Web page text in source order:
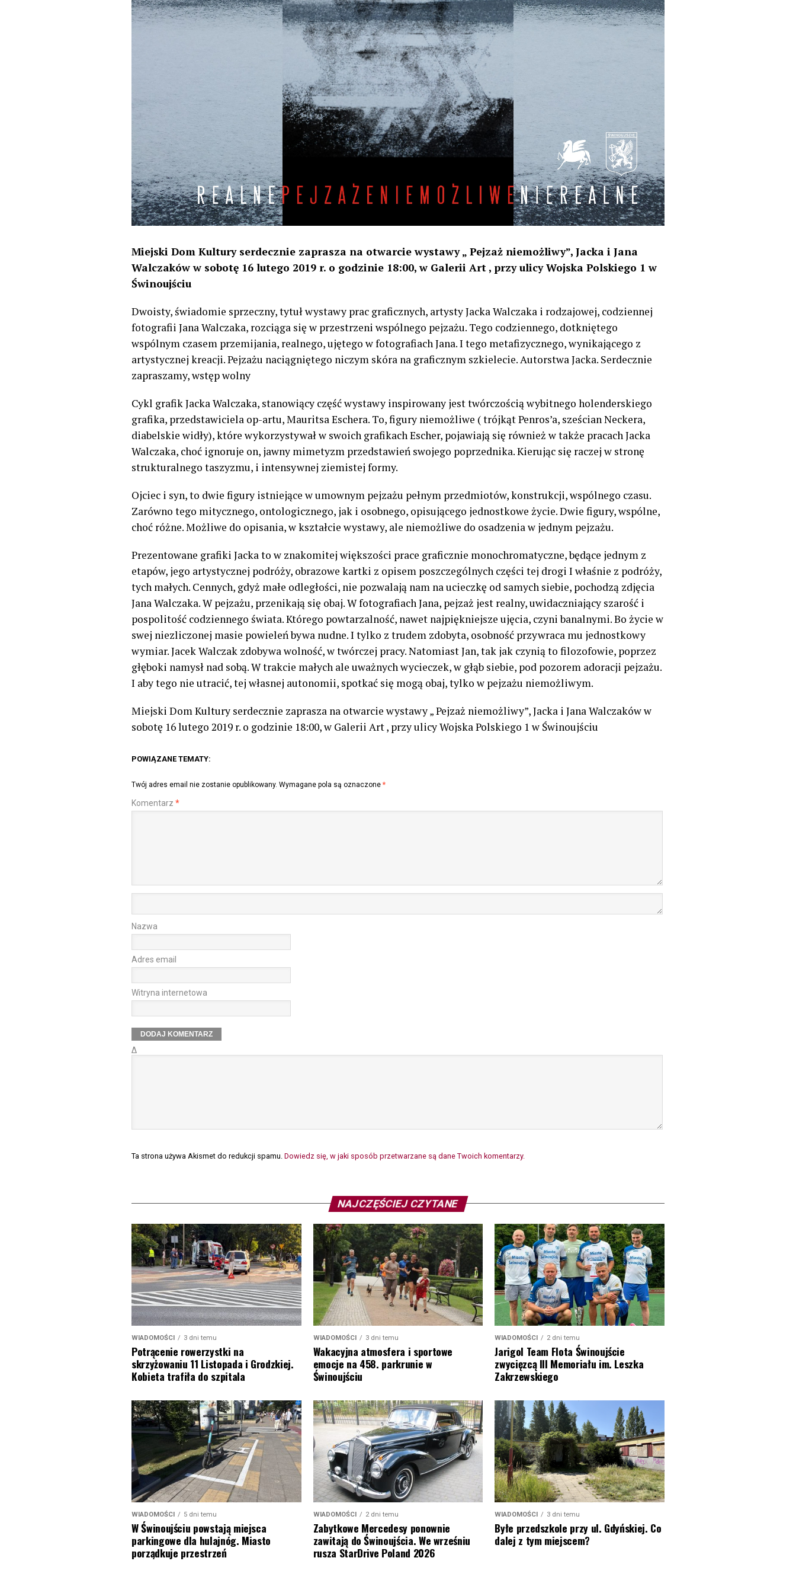
Miejski Dom Kultury serdecznie zaprasza na otwarcie wystawy „ Pejzaż niemożliwy”, Jacka i Jana
Walczaków w sobotę 16 lutego 2019 r. o godzinie 18:00, w Galerii Art , przy ulicy Wojska Polskiego 1 w
Świnoujściu
Dwoisty, świadomie sprzeczny, tytuł wystawy prac graficznych, artysty Jacka Walczaka i rodzajowej, codziennej
fotografii Jana Walczaka, rozciąga się w przestrzeni wspólnego pejzażu. Tego codziennego, dotkniętego
wspólnym czasem przemijania, realnego, ujętego w fotografiach Jana. I tego metafizycznego, wynikającego z
artystycznej kreacji. Pejzażu naciągniętego niczym skóra na graficznym szkielecie. Autorstwa Jacka. Serdecznie
zapraszamy, wstęp wolny
Cykl grafik Jacka Walczaka, stanowiący część wystawy inspirowany jest twórczością wybitnego holenderskiego
grafika, przedstawiciela op-artu, Mauritsa Eschera. To, figury niemożliwe ( trójkąt Penros’a, sześcian Neckera,
diabelskie widły), które wykorzystywał w swoich grafikach Escher, pojawiają się również w także pracach Jacka
Walczaka, choć ignoruje on, jawny mimetyzm przedstawień swojego poprzednika. Kierując się raczej w stronę
strukturalnego taszyzmu, i intensywnej ziemistej formy.
Ojciec i syn, to dwie figury istniejące w umownym pejzażu pełnym przedmiotów, konstrukcji, wspólnego czasu.
Zarówno tego mitycznego, ontologicznego, jak i osobnego, opisującego jednostkowe życie. Dwie figury, wspólne,
choć różne. Możliwe do opisania, w kształcie wystawy, ale niemożliwe do osadzenia w jednym pejzażu.
Prezentowane grafiki Jacka to w znakomitej większości prace graficznie monochromatyczne, będące jednym z
etapów, jego artystycznej podróży, obrazowe kartki z opisem poszczególnych części tej drogi I właśnie z podróży,
tych małych. Cennych, gdyż małe odległości, nie pozwalają nam na ucieczkę od samych siebie, pochodzą zdjęcia
Jana Walczaka. W pejzażu, przenikają się obaj. W fotografiach Jana, pejzaż jest realny, uwidaczniający szarość i
pospolitość codziennego świata. Którego powtarzalność, nawet najpiękniejsze ujęcia, czyni banalnymi. Bo życie w
swej niezliczonej masie powieleń bywa nudne. I tylko z trudem zdobyta, osobność przywraca mu jednostkowy
wymiar. Jacek Walczak zdobywa wolność, w twórczej pracy. Natomiast Jan, tak jak czynią to filozofowie, poprzez
głęboki namysł nad sobą. W trakcie małych ale uważnych wycieczek, w głąb siebie, pod pozorem adoracji pejzażu.
I aby tego nie utracić, tej własnej autonomii, spotkać się mogą obaj, tylko w pejzażu niemożliwym.
Miejski Dom Kultury serdecznie zaprasza na otwarcie wystawy „ Pejzaż niemożliwy”, Jacka i Jana Walczaków w
sobotę 16 lutego 2019 r. o godzinie 18:00, w Galerii Art , przy ulicy Wojska Polskiego 1 w Świnoujściu
POWIĄZANE TEMATY:
Twój adres email nie zostanie opublikowany. Wymagane pola są oznaczone *
Komentarz *
Nazwa
Adres email
Witryna internetowa
Δ
Ta strona używa Akismet do redukcji spamu. Dowiedz się, w jaki sposób przetwarzane są dane Twoich komentarzy.
NAJCZĘŚCIEJ CZYTANE
WIADOMOŚCI 3 dni temu
Potrącenie rowerzystki na
skrzyżowaniu 11 Listopada i Grodzkiej.
Kobieta trafiła do szpitala
WIADOMOŚCI 3 dni temu
Wakacyjna atmosfera i sportowe
emocje na 458. parkrunie w
Świnoujściu
WIADOMOŚCI 2 dni temu
Jarigol Team Flota Świnoujście
zwycięzcą III Memoriału im. Leszka
Zakrzewskiego
WIADOMOŚCI 5 dni temu
W Świnoujściu powstają miejsca
parkingowe dla hulajnóg. Miasto
porządkuje przestrzeń
WIADOMOŚCI 2 dni temu
Zabytkowe Mercedesy ponownie
zawitają do Świnoujścia. We wrześniu
rusza StarDrive Poland 2026
WIADOMOŚCI 3 dni temu
Byłe przedszkole przy ul. Gdyńskiej. Co
dalej z tym miejscem?